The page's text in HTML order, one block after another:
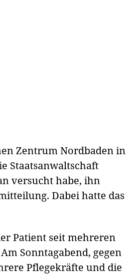
Zentrum Nordbaden in
Staatsanwaltschaft
versucht habe, ihn
Dabei hatte das
Patient seit mehreren
Sonntagabend, gegen
Pflegekräfte und die